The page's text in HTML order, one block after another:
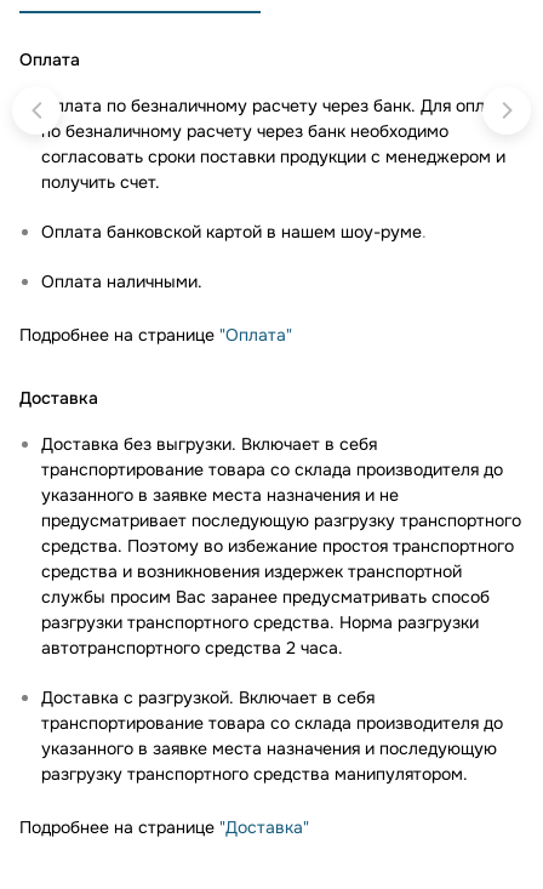
Оплата
Оплата по безналичному расчету через банк. Для оплаты
по безналичному расчету через банк необходимо
согласовать сроки поставки продукции с менеджером и
получить счет.
Оплата банковской картой в нашем шоу-руме.
Оплата наличными.
Подробнее на странице "Оплата"
Доставка
Доставка без выгрузки. Включает в себя
транспортирование товара со склада производителя до
указанного в заявке места назначения и не
предусматривает последующую разгрузку транспортного
средства. Поэтому во избежание простоя транспортного
средства и возникновения издержек транспортной
службы просим Вас заранее предусматривать способ
разгрузки транспортного средства. Норма разгрузки
автотранспортного средства 2 часа.
Доставка с разгрузкой. Включает в себя
транспортирование товара со склада производителя до
указанного в заявке места назначения и последующую
разгрузку транспортного средства манипулятором.
Подробнее на странице "Доставка"